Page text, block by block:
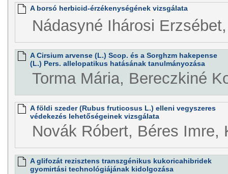
A borsó herbicid-érzékenységének vizsgálata
Nádasyné Ihárosi
A Cirsium arvense (L.) Scop. és a Sorghzm hakepense
(L.) Pers. allelopatikus hatásának tanulmányozása
Torma Mária, Bereczkiné
A földi szeder (Rubus fruticosus L.) elleni vegyszeres
védekezés lehetőségeinek vizsgálata
Novák Róbert, Béres Imre,
A glifozát rezisztens transzgénikus kukoricahibridek
gyomirtási technológiájának kidolgozása